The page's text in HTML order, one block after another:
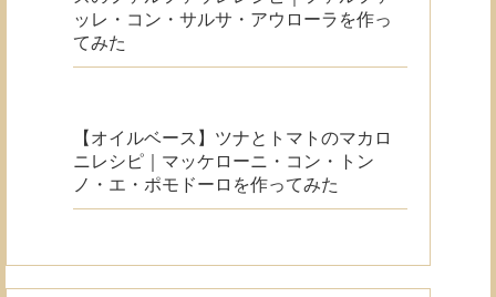
ッレ・コン・サルサ・アウローラを作っ
てみた
【オイルベース】ツナとトマトのマカロ
ニレシピ｜マッケローニ・コン・トン
ノ・エ・ポモドーロを作ってみた